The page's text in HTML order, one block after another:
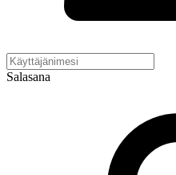
Salasana